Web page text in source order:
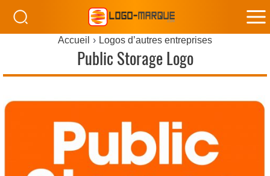
Accueil Logos d’autres entreprises
Public Storage Logo